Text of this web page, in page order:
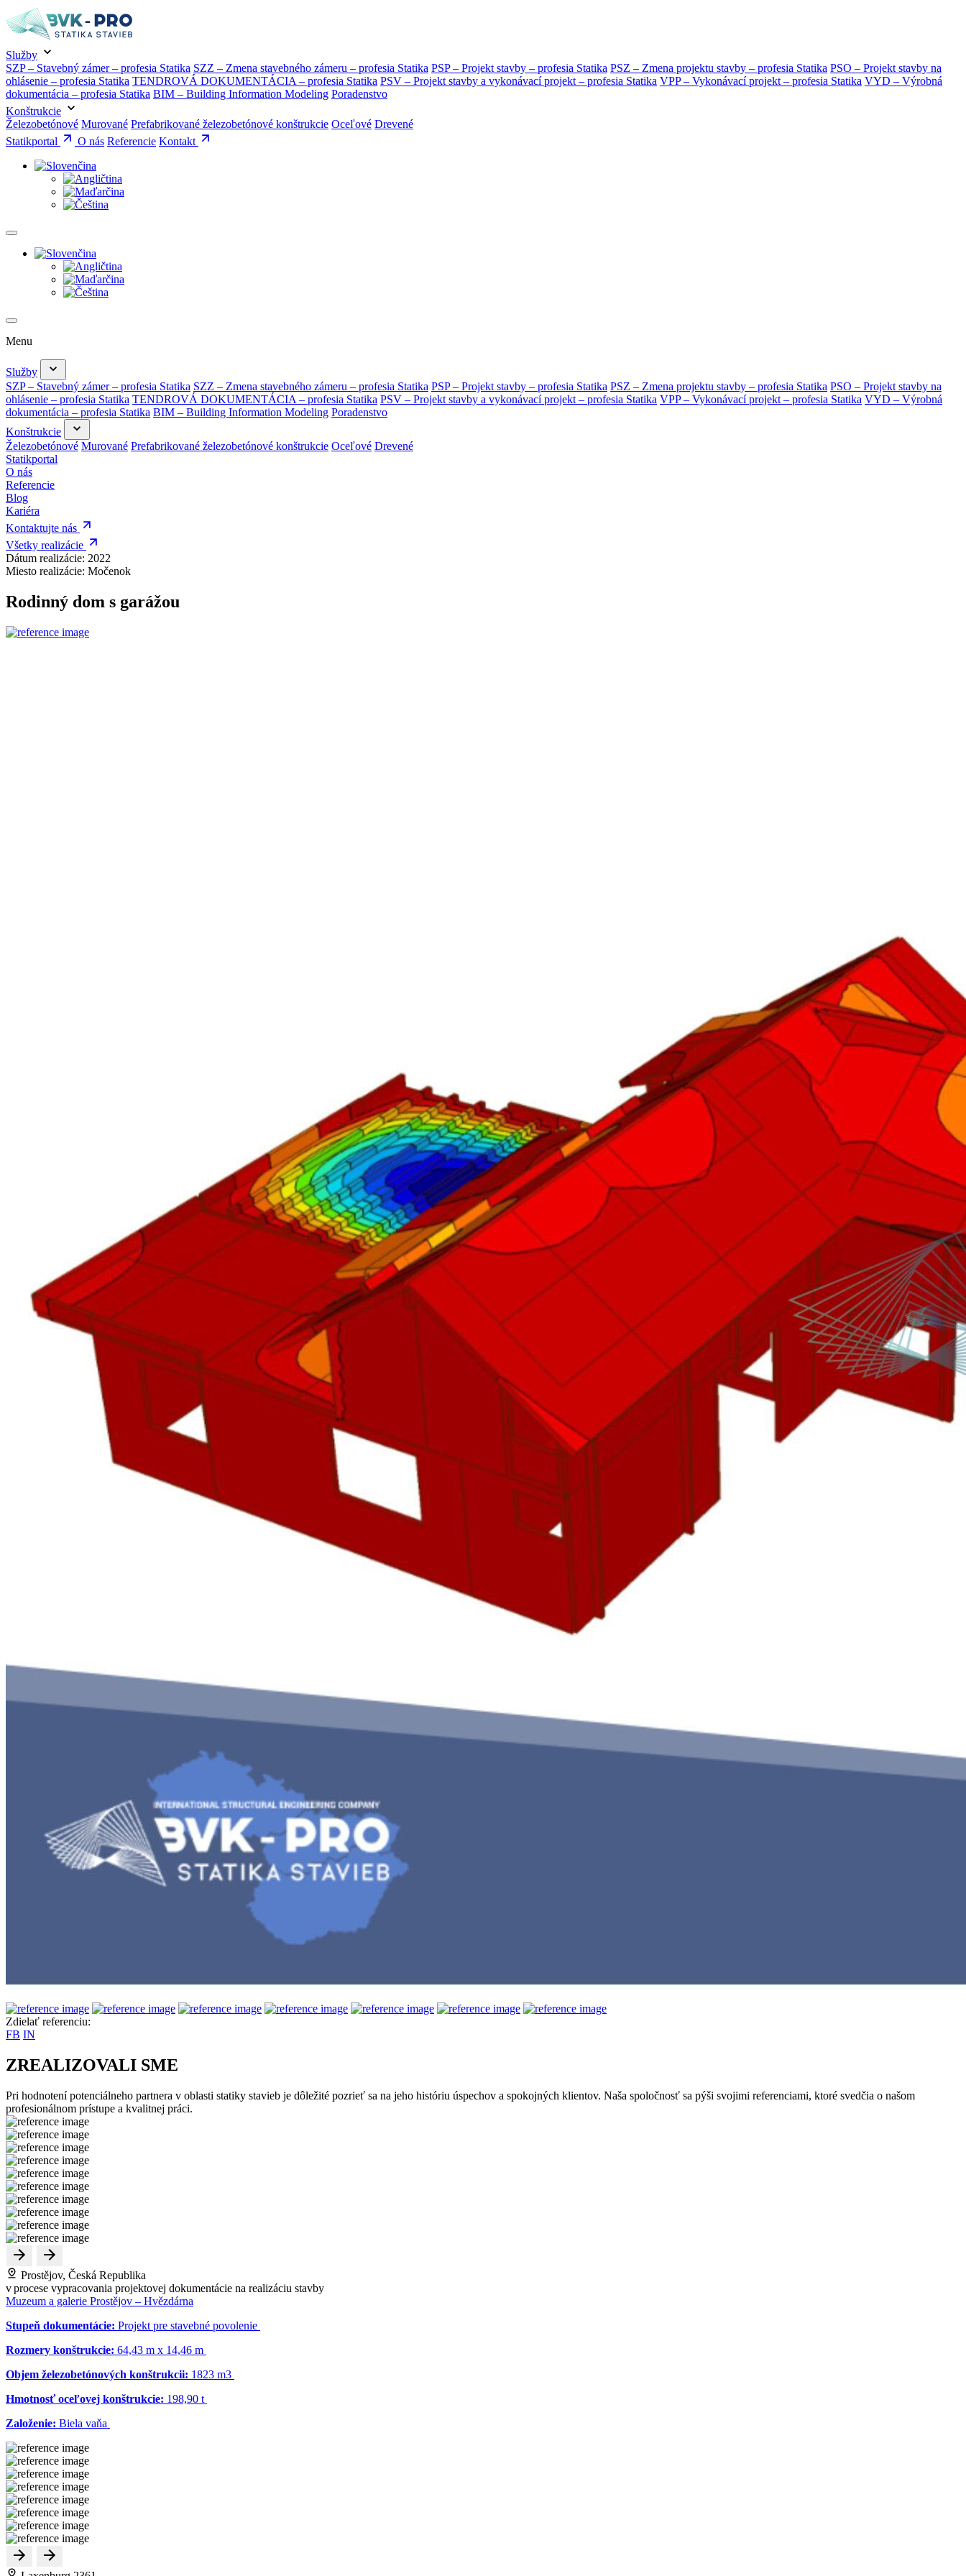
Služby
SZP – Stavebný zámer – profesia Statika SZZ – Zmena stavebného zámeru – profesia Statika PSP – Projekt stavby – profesia Statika PSZ – Zmena projektu stavby – profesia Statika PSO – Projekt stavby na
ohlásenie – profesia Statika TENDROVÁ DOKUMENTÁCIA – profesia Statika PSV – Projekt stavby a vykonávací projekt – profesia Statika VPP – Vykonávací projekt – profesia Statika VYD – Výrobná
dokumentácia – profesia Statika BIM – Building Information Modeling Poradenstvo
Konštrukcie
Železobetónové Murované Prefabrikované železobetónové konštrukcie Oceľové Drevené
Statikportal
O nás Referencie Kontakt
Menu
Služby
SZP – Stavebný zámer – profesia Statika SZZ – Zmena stavebného zámeru – profesia Statika PSP – Projekt stavby – profesia Statika PSZ – Zmena projektu stavby – profesia Statika PSO – Projekt stavby na
ohlásenie – profesia Statika TENDROVÁ DOKUMENTÁCIA – profesia Statika PSV – Projekt stavby a vykonávací projekt – profesia Statika VPP – Vykonávací projekt – profesia Statika VYD – Výrobná
dokumentácia – profesia Statika BIM – Building Information Modeling Poradenstvo
Konštrukcie
Železobetónové Murované Prefabrikované železobetónové konštrukcie Oceľové Drevené
Statikportal
O nás
Referencie
Blog
Kariéra
Kontaktujte nás
Všetky realizácie
Dátum realizácie: 2022
Miesto realizácie: Močenok
Rodinný dom s garážou
Zdielať referenciu:
FB IN
ZREALIZOVALI SME
Pri hodnotení potenciálneho partnera v oblasti statiky stavieb je dôležité pozrieť sa na jeho históriu úspechov a spokojných klientov. Naša spoločnosť sa pýši svojimi referenciami, ktoré svedčia o našom
profesionálnom prístupe a kvalitnej práci.
Prostějov, Česká Republika
v procese vypracovania projektovej dokumentácie na realizáciu stavby
Muzeum a galerie Prostějov – Hvězdárna
Stupeň dokumentácie: Projekt pre stavebné povolenie
Rozmery konštrukcie: 64,43 m x 14,46 m
Objem železobetónových konštrukcii: 1823 m3
Hmotnosť oceľovej konštrukcie: 198,90 t
Založenie: Biela vaňa